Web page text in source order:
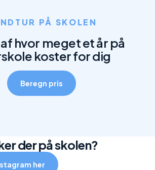
PÅ SKOLEN
hvor meget et år på
koster for dig
Beregn pris
der på skolen?
her